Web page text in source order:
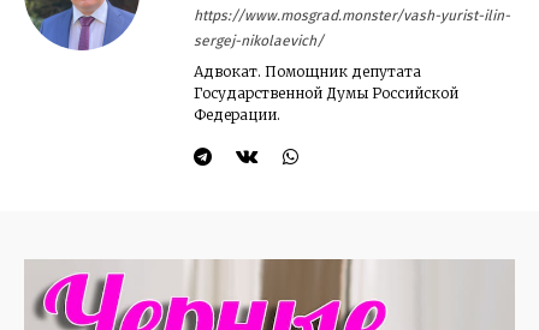
https://www.mosgrad.monster/vash-yurist-ilin-
sergej-nikolaevich/
Адвокат. Помощник депутата
Государственной Думы Российской
Федерации.